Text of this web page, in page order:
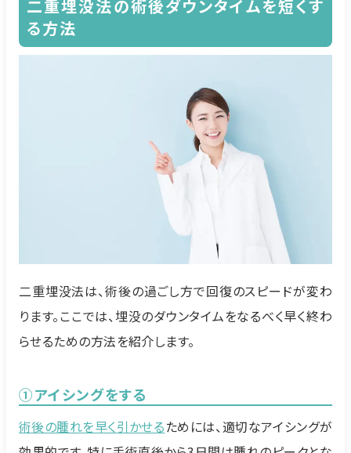
二重埋没法の術後ダウンタイムを短くす
る方法
二重埋没法は、術後の過ごし方で回復のスピードが変わ
ります。ここでは、埋没のダウンタイムをなるべく早く終わ
らせるための方法を紹介します。
①アイシングをする
術後の腫れを早く引かせるためには、適切なアイシングが